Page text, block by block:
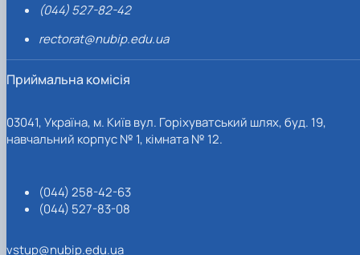
(044) 527-82-42
rectorat@nubip.edu.ua
Приймальна комісія
03041, Україна, м. Київ вул. Горіхуватський шлях, буд. 19,
навчальний корпус № 1, кімната № 12.
(044) 258-42-63
(044) 527-83-08
vstup@nubip.edu.ua